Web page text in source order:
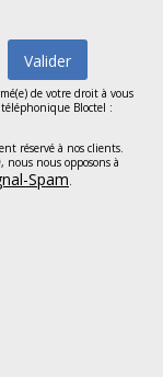
Valider
de votre droit à vous
Bloctel :
réservé à nos clients.
, nous nous opposons à
Spam.